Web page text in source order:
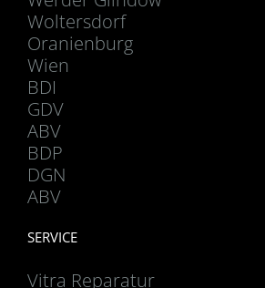
Woltersdorf
Oranienburg
Wien
BDI
GDV
ABV
BDP
DGN
ABV
SERVICE
Vitra Reparatur